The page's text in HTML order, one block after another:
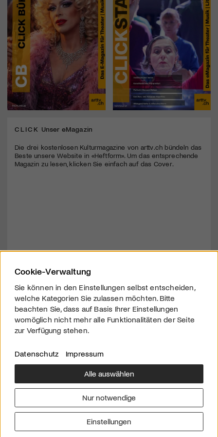
CLICK Unser eMagazin
Die drei kostenlosen Kulturmagazine von arttv.ch bündeln das
Beste unsere Website in «Heftform». Um das entsprechende
Magazin zu lesen, klicken Sie einfach auf das Cover.
Über uns
Downloads
Werben
Impressum
Cookie-Verwaltung
Sie können in den Einstellungen selbst entscheiden,
welche Kategorien Sie zulassen möchten. Bitte
beachten Sie, dass auf Basis Ihrer Einstellungen
womöglich nicht mehr alle Funktionalitäten der Seite
zur Verfügung stehen.
Datenschutz Impressum
Alle auswählen
Nur notwendige
Einstellungen